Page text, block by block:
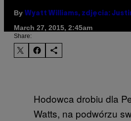
By Wyatt Williams, zdjęcia:
March 27, 2015, 2:45am
Share:
Hodowca drobiu dla
Watts, na podwórzu